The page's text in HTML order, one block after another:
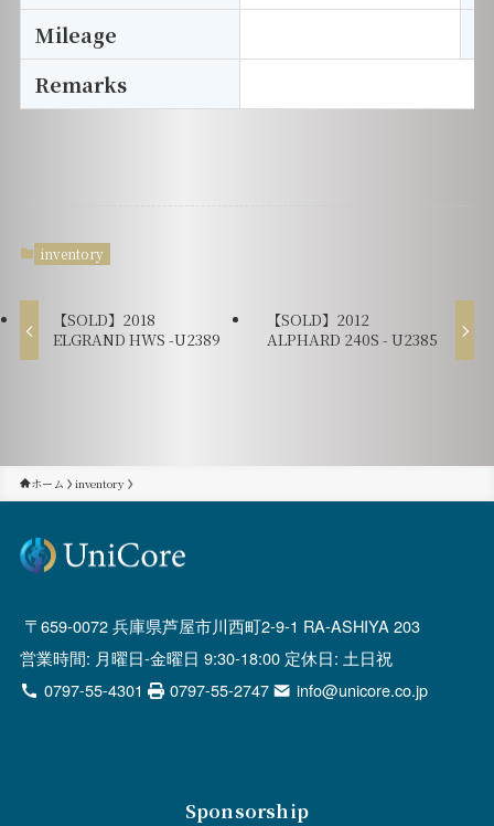
Mileage
Remarks
inventory
【SOLD】2018
ELGRAND HWS -U2389
【SOLD】2012
ALPHARD 240S - U2385
ホーム inventory
659-0072 兵庫県芦屋市川西町2-9-1 RA-ASHIYA 203
営業時間: 月曜日-金曜日 9:30-18:00 定休日: 土日祝
0797-55-4301
0797-55-2747 info@unicore.co.jp
Sponsorship